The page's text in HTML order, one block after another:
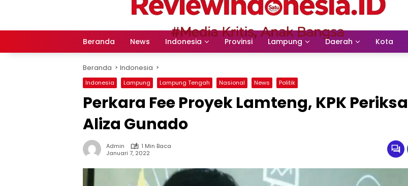
Beranda News Indonesia Provinsi Lampung Daerah Kota
Beranda Indonesia
Indonesia Lampung Lampung Tengah Nasional News Politik
Perkara Fee Proyek Lamteng, KPK Periksa
Aliza Gunado
Admin
1 Min Baca
Januari 7, 2022